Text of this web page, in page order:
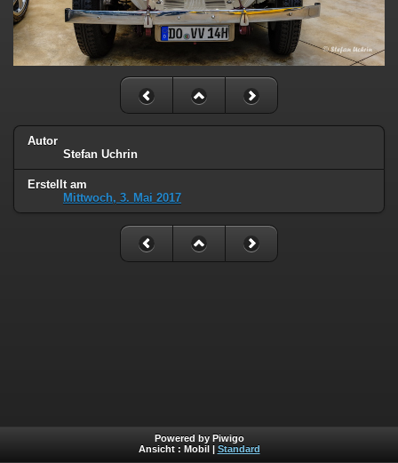
Autor
Stefan Uchrin
Erstellt am
Mittwoch, 3. Mai 2017
Powered by Piwigo
Ansicht : Mobil Standard